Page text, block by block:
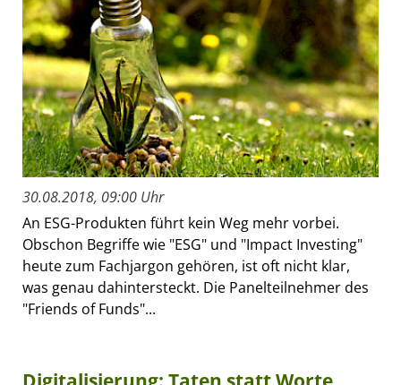
30.08.2018, 09:00 Uhr
An ESG-Produkten führt kein Weg mehr vorbei.
Obschon Begriffe wie "ESG" und "Impact Investing"
heute zum Fachjargon gehören, ist oft nicht klar,
was genau dahintersteckt. Die Panelteilnehmer des
"Friends of Funds"...